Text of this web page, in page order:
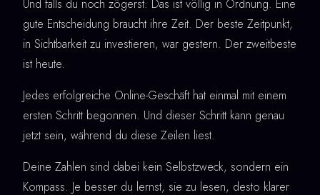
Und falls du noch zögerst: Das ist völlig in Ordnung. Eine
gute Entscheidung braucht ihre Zeit. Der beste Zeitpunkt,
in Sichtbarkeit zu investieren, war gestern. Der zweitbeste
ist heute.
Jedes erfolgreiche Online-Geschäft hat einmal mit einem
ersten Schritt begonnen. Und dieser Schritt kann genau
jetzt sein, während du diese Zeilen liest.
Deine Zahlen sind dabei kein Selbstzweck, sondern ein
Kompass. Je besser du lernst, sie zu lesen, desto klarer